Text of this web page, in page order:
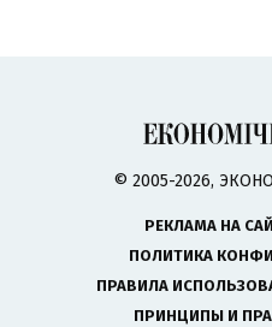
© 2005-2026,
РЕКЛАМА НА
ПОЛИТИКА
ПРАВИЛА
ПРИНЦИПЫ И